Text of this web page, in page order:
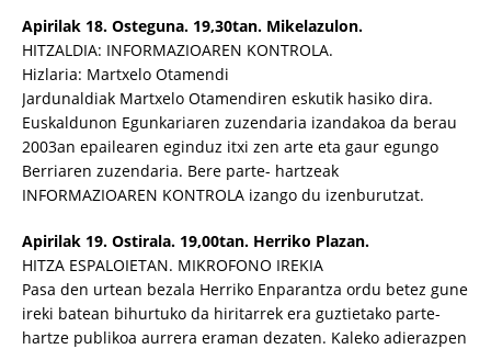
Apirilak 18. Osteguna. 19,30tan. Mikelazulon.
HITZALDIA: INFORMAZIOAREN KONTROLA.
Hizlaria: Martxelo Otamendi
Jardunaldiak Martxelo Otamendiren eskutik hasiko dira.
Euskaldunon Egunkariaren zuzendaria izandakoa da berau
2003an epailearen eginduz itxi zen arte eta gaur egungo
Berriaren zuzendaria. Bere parte- hartzeak
INFORMAZIOAREN KONTROLA izango du izenburutzat.
Apirilak 19. Ostirala. 19,00tan. Herriko Plazan.
HITZA ESPALOIETAN. MIKROFONO IREKIA
Pasa den urtean bezala Herriko Enparantza ordu betez gune
ireki batean bihurtuko da hiritarrek era guztietako parte-
hartze publikoa aurrera eraman dezaten. Kaleko adierazpen